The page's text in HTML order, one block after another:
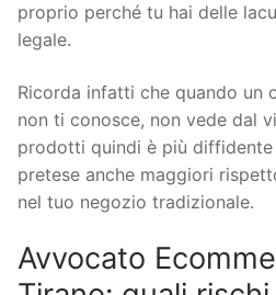
proprio perché tu hai delle
legale.
Ricorda infatti che quando un
non ti conosce, non vede dal
prodotti quindi è più diffidente
pretese anche maggiori
nel tuo negozio tradizionale.
Avvocato